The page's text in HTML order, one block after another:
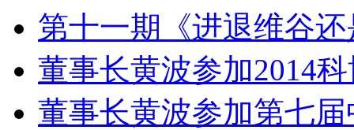
第十一期《进退维谷
董事长黄波参加2014
董事长黄波参加第七